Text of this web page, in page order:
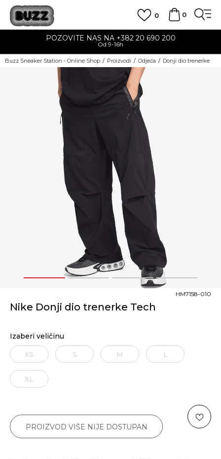
0
0
POZOVITE NAS NA +382 20 690 200
Od 9-16h
Buzz Sneaker Station - Online Shop Proizvodi Odjeća Donji dio trenerke
1 2 3 4
Nike Donji dio trenerke Tech
HM7158-010
Izaberi veličinu
XS S M L
XL
PROIZVOD VIŠE NIJE DOSTUPAN